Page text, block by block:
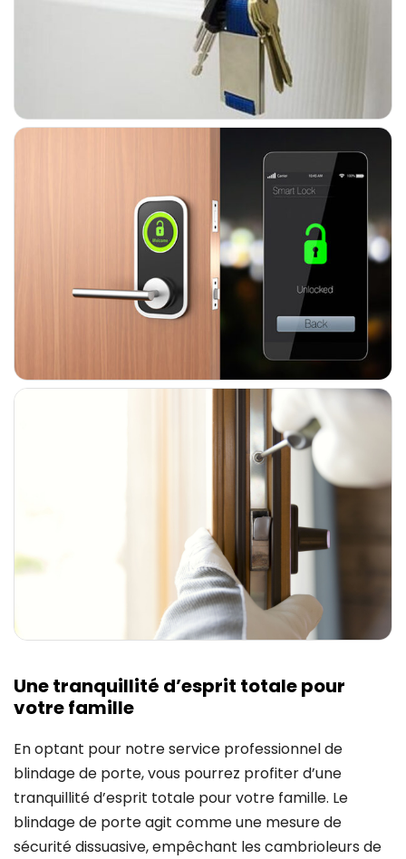
Une tranquillité d’esprit totale pour
votre famille
En optant pour notre service professionnel de
blindage de porte, vous pourrez profiter d’une
tranquillité d’esprit totale pour votre famille. Le
blindage de porte agit comme une mesure de
sécurité dissuasive, empêchant les cambrioleurs de